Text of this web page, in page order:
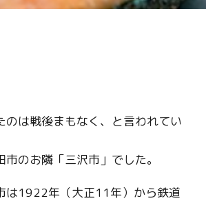
のは戦後まもなく、と言われてい
のお隣「三沢市」でした。
は1922年（大正11年）から鉄道